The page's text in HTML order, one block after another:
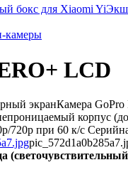
бокс для Xiaomi Yi
камеры
LCD
экранКамера
корпус
720p при 60 к/с